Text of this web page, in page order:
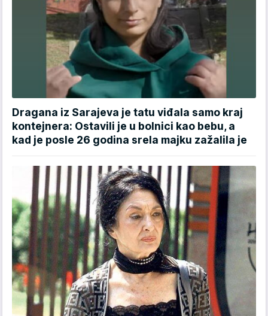
Dragana iz Sarajeva je tatu viđala samo kraj
kontejnera: Ostavili je u bolnici kao bebu, a
kad je posle 26 godina srela majku zažalila je